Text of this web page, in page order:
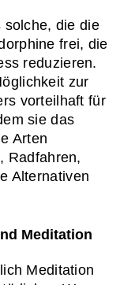
solche, die die
frei, die
reduzieren.
zur
vorteilhaft für
sie das
Arten
Radfahren,
Alternativen
Meditation
Meditation